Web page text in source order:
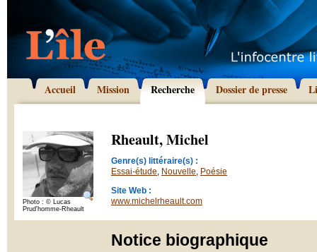
Accueil Mission Recherche Dossier de presse
Photo : © Lucas
Prud'homme-Rheault
Rheault, Michel
Genre(s) littéraire(s) :
Essai-étude, Nouvelle, Poésie
Site Web :
www.michelrheault.com
Notice biographique